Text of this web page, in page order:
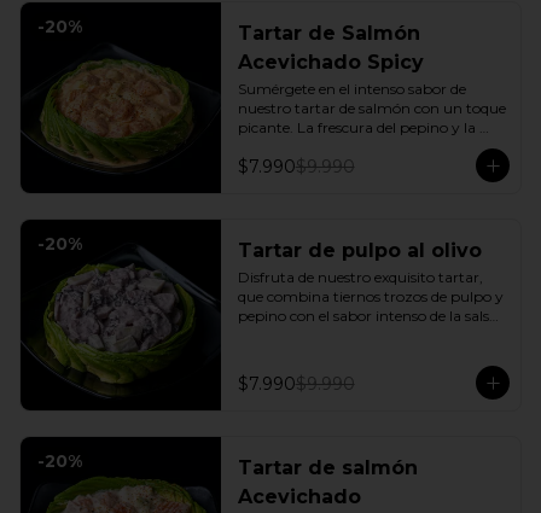
-20%
Tartar de Salmón
Acevichado Spicy
Sumérgete en el intenso sabor de
nuestro tartar de salmón con un toque
picante. La frescura del pepino y la
suavidad de la palta se combinan con
la explosión de la salsa spicy, creando
un plato vibrante y lleno de sabor que
$7.990$9.990
-20% Tartar de pulpo al olivo
Disfruta de nuestro exquisito tartar,
que combina tiernos trozos de pulpo y
pepino con el sabor intenso de la salsa
experiencia única de sabor y textura.
$7.990$9.990
-20%
Tartar de salmón
Acevichado